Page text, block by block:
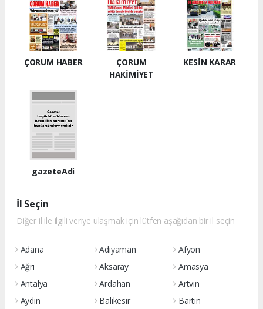
ÇORUM HABER
ÇORUM
HAKİMİYET
KESİN KARAR
gazeteAdi
İl Seçin
Diğer il ile ilgili veriye ulaşmak için lütfen aşağıdan bir il seçin
Adana Adıyaman
Afyon
Ağrı
Aksaray
Amasya
Antalya
Ardahan
Artvin
Aydın
Balıkesir
Bartın